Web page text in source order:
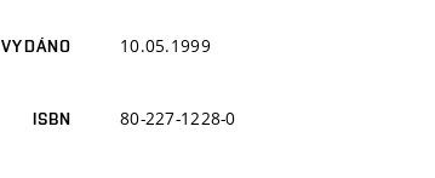
VYDÁNO 10.05.1999
ISBN 80-227-1228-0